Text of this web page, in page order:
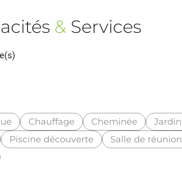
& Services
Chauffage Cheminée
Jardin
Piscine découverte
Salle de réunion